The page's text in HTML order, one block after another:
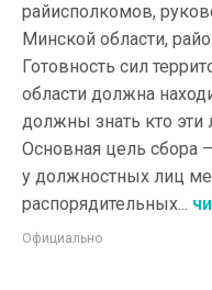
райисполкомов,
Минской области,
Готовность сил
области должна
должны знать кто
Основная цель сбора
у должностных лиц
распорядительных...
Официально